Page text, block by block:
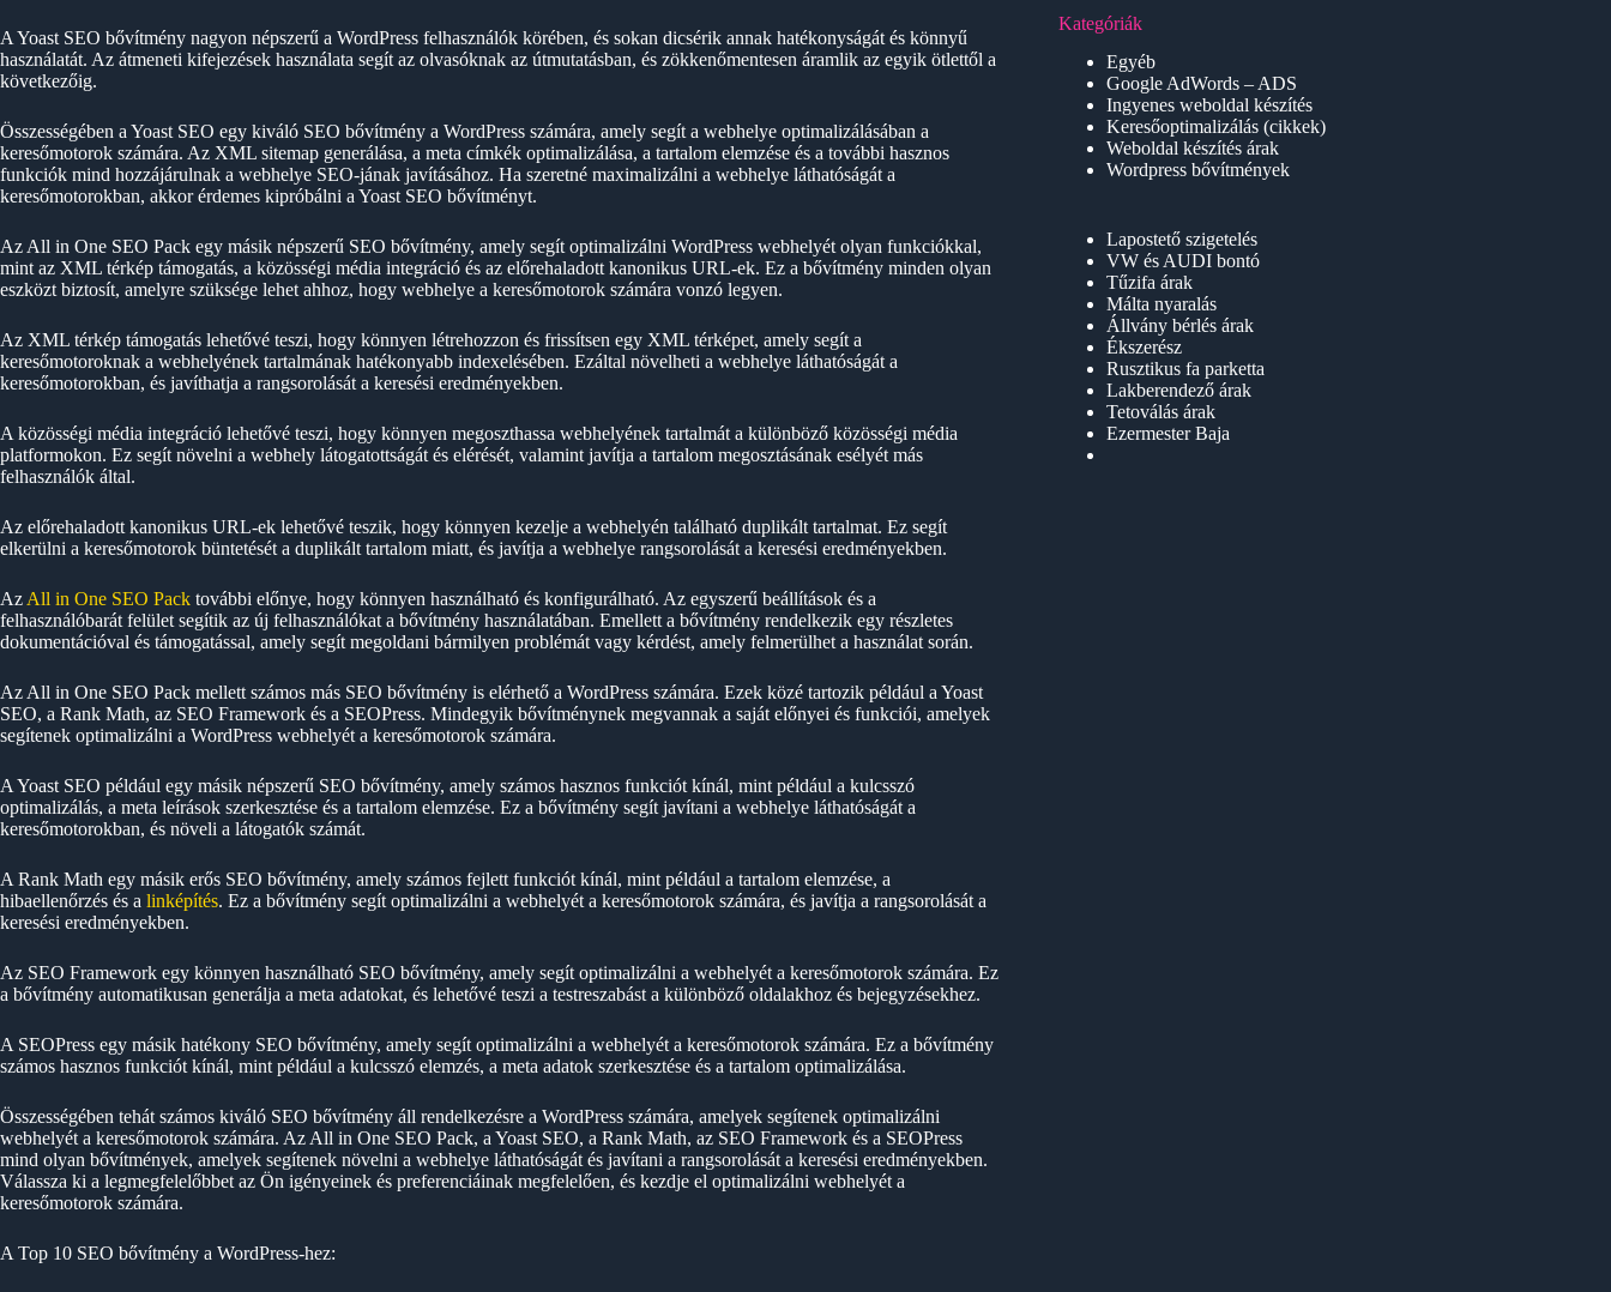
A Yoast SEO bővítmény nagyon népszerű a WordPress felhasználók körében, és sokan dicsérik annak hatékonyságát és könnyű
használatát. Az átmeneti kifejezések használata segít az olvasóknak az útmutatásban, és zökkenőmentesen áramlik az egyik ötlettől a
következőig.
Összességében a Yoast SEO egy kiváló SEO bővítmény a WordPress számára, amely segít a webhelye optimalizálásában a
keresőmotorok számára. Az XML sitemap generálása, a meta címkék optimalizálása, a tartalom elemzése és a további hasznos
funkciók mind hozzájárulnak a webhelye SEO-jának javításához. Ha szeretné maximalizálni a webhelye láthatóságát a
keresőmotorokban, akkor érdemes kipróbálni a Yoast SEO bővítményt.
Az All in One SEO Pack egy másik népszerű SEO bővítmény, amely segít optimalizálni WordPress webhelyét olyan funkciókkal,
mint az XML térkép támogatás, a közösségi média integráció és az előrehaladott kanonikus URL-ek. Ez a bővítmény minden olyan
eszközt biztosít, amelyre szüksége lehet ahhoz, hogy webhelye a keresőmotorok számára vonzó legyen.
Az XML térkép támogatás lehetővé teszi, hogy könnyen létrehozzon és frissítsen egy XML térképet, amely segít a
keresőmotoroknak a webhelyének tartalmának hatékonyabb indexelésében. Ezáltal növelheti a webhelye láthatóságát a
keresőmotorokban, és javíthatja a rangsorolását a keresési eredményekben.
A közösségi média integráció lehetővé teszi, hogy könnyen megoszthassa webhelyének tartalmát a különböző közösségi média
platformokon. Ez segít növelni a webhely látogatottságát és elérését, valamint javítja a tartalom megosztásának esélyét más
felhasználók által.
Az előrehaladott kanonikus URL-ek lehetővé teszik, hogy könnyen kezelje a webhelyén található duplikált tartalmat. Ez segít
elkerülni a keresőmotorok büntetését a duplikált tartalom miatt, és javítja a webhelye rangsorolását a keresési eredményekben.
AzAll in One SEO Pack további előnye, hogy könnyen használható és konfigurálható. Az egyszerű beállítások és a
felhasználóbarát felület segítik az új felhasználókat a bővítmény használatában. Emellett a bővítmény rendelkezik egy részletes
dokumentációval és támogatással, amely segít megoldani bármilyen problémát vagy kérdést, amely felmerülhet a használat során.
Az All in One SEO Pack mellett számos más SEO bővítmény is elérhető a WordPress számára. Ezek közé tartozik például a Yoast
SEO, a Rank Math, az SEO Framework és a SEOPress. Mindegyik bővítménynek megvannak a saját előnyei és funkciói, amelyek
segítenek optimalizálni a WordPress webhelyét a keresőmotorok számára.
A Yoast SEO például egy másik népszerű SEO bővítmény, amely számos hasznos funkciót kínál, mint például a kulcsszó
optimalizálás, a meta leírások szerkesztése és a tartalom elemzése. Ez a bővítmény segít javítani a webhelye láthatóságát a
keresőmotorokban, és növeli a látogatók számát.
A Rank Math egy másik erős SEO bővítmény, amely számos fejlett funkciót kínál, mint például a tartalom elemzése, a
hibaellenőrzés és a linképítés. Ez a bővítmény segít optimalizálni a webhelyét a keresőmotorok számára, és javítja a rangsorolását a
keresési eredményekben.
Az SEO Framework egy könnyen használható SEO bővítmény, amely segít optimalizálni a webhelyét a keresőmotorok számára. Ez
a bővítmény automatikusan generálja a meta adatokat, és lehetővé teszi a testreszabást a különböző oldalakhoz és bejegyzésekhez.
A SEOPress egy másik hatékony SEO bővítmény, amely segít optimalizálni a webhelyét a keresőmotorok számára. Ez a bővítmény
számos hasznos funkciót kínál, mint például a kulcsszó elemzés, a meta adatok szerkesztése és a tartalom optimalizálása.
Összességében tehát számos kiváló SEO bővítmény áll rendelkezésre a WordPress számára, amelyek segítenek optimalizálni
webhelyét a keresőmotorok számára. Az All in One SEO Pack, a Yoast SEO, a Rank Math, az SEO Framework és a SEOPress
mind olyan bővítmények, amelyek segítenek növelni a webhelye láthatóságát és javítani a rangsorolását a keresési eredményekben.
Válassza ki a legmegfelelőbbet az Ön igényeinek és preferenciáinak megfelelően, és kezdje el optimalizálni webhelyét a
keresőmotorok számára.
A Top 10 SEO bővítmény a WordPress-hez:
Kategóriák
Egyéb
Google AdWords – ADS
Ingyenes weboldal készítés
Keresőoptimalizálás (cikkek)
Weboldal készítés árak
Wordpress bővítmények
Lapostető szigetelés
VW és AUDI bontó
Tűzifa árak
Málta nyaralás
Állvány bérlés árak
Ékszerész
Rusztikus fa parketta
Lakberendező árak
Tetoválás árak
Ezermester Baja